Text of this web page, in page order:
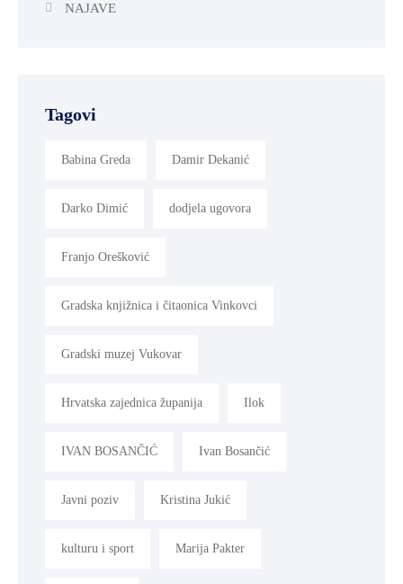
NAJAVE
Tagovi
Babina Greda Damir Dekanić
Darko Dimić dodjela ugovora
Franjo Orešković
Gradska knjižnica i čitaonica Vinkovci
Gradski muzej Vukovar
Hrvatska zajednica županija Ilok
IVAN BOSANČIĆ Ivan Bosančić
Javni poziv Kristina Jukić
kulturu i sport Marija Pakter